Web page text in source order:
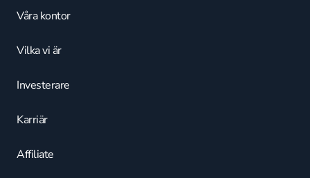
Våra kontor
Vilka vi är
Investerare
Karriär
Affiliate